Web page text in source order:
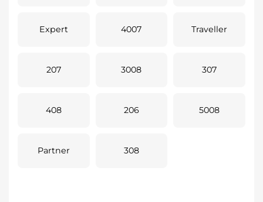
Expert 4007 Traveller
207 3008 307
408 206 5008
Partner 308